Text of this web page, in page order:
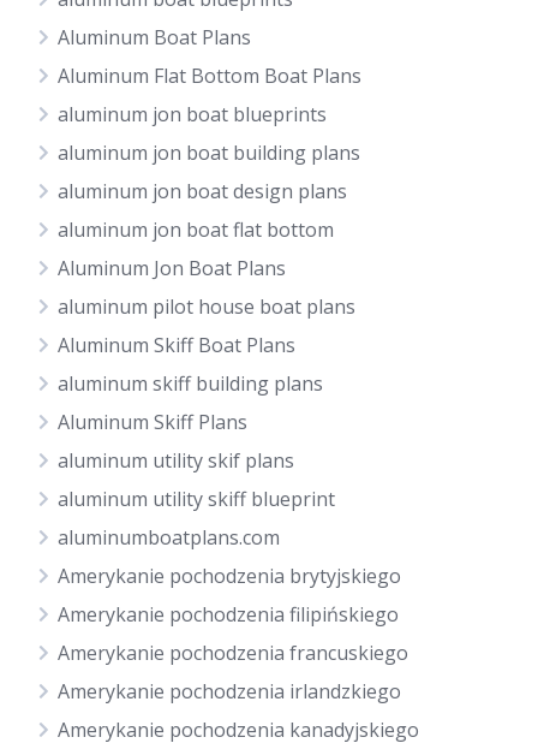
Aluminum Boat Plans
Aluminum Flat Bottom Boat Plans
aluminum jon boat blueprints
aluminum jon boat building plans
aluminum jon boat design plans
aluminum jon boat flat bottom
Aluminum Jon Boat Plans
aluminum pilot house boat plans
Aluminum Skiff Boat Plans
aluminum skiff building plans
Aluminum Skiff Plans
aluminum utility skif plans
aluminum utility skiff blueprint
aluminumboatplans.com
Amerykanie pochodzenia brytyjskiego
Amerykanie pochodzenia filipińskiego
Amerykanie pochodzenia francuskiego
Amerykanie pochodzenia irlandzkiego
Amerykanie pochodzenia kanadyjskiego